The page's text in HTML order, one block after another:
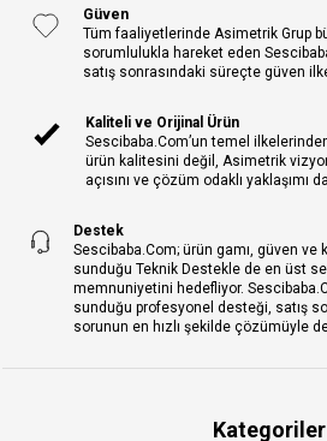
Güven
Tüm faaliyetlerinde Asimetrik Grup
sorumlulukla hareket eden
satış sonrasındaki süreçte güven
Kaliteli ve Orijinal Ürün
Sescibaba.Com’un temel
ürün kalitesini değil, Asimetrik
açısını ve çözüm odaklı yaklaşımı
Destek
Sescibaba.Com; ürün gamı, güven ve
sunduğu Teknik Destekle de en üst
memnuniyetini hedefliyor.
sunduğu profesyonel desteği, satış
sorunun en hızlı şekilde çözümüyle
Kategoriler